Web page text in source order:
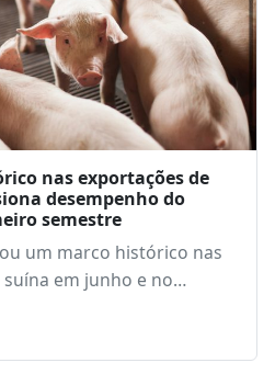
nas exportações de
desempenho do
semestre
um marco histórico nas
em junho e no…